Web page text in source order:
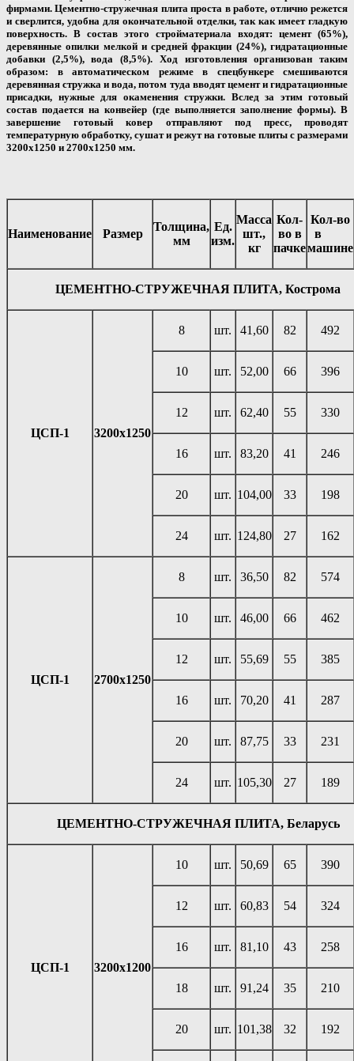
фирмами. Цементно-стружечная плита проста в работе, отлично режется
и сверлится, удобна для окончательной отделки, так как имеет гладкую
поверхность. В состав этого стройматериала входят: цемент (65%),
деревянные опилки мелкой и средней фракции (24%), гидратационные
добавки (2,5%), вода (8,5%). Ход изготовления организован таким
образом: в автоматическом режиме в спецбункере смешиваются
деревянная стружка и вода, потом туда вводят цемент и гидратационные
присадки, нужные для окаменения стружки. Вслед за этим готовый
состав подается на конвейер (где выполняется заполнение формы). В
завершение готовый ковер отправляют под пресс, проводят
температурную обработку, сушат и режут на готовые плиты с размерами
3200х1250 и 2700х1250 мм.
Наименование Размер
Толщина,
мм
Ед.
изм.
Масса
шт.,
кг
Кол-
во в
пачке
Кол-во
в
машине
ЦЕМЕНТНО-СТРУЖЕЧНАЯ ПЛИТА, Кострома
ЦСП-1 3200х1250
8 шт. 41,60 82 492
10 шт. 52,00 66 396
12 шт. 62,40 55 330
16 шт. 83,20 41 246
20 шт. 104,00 33 198
24 шт. 124,80 27 162
ЦСП-1 2700х1250
8 шт. 36,50 82 574
10 шт. 46,00 66 462
12 шт. 55,69 55 385
16 шт. 70,20 41 287
20 шт. 87,75 33 231
24 шт. 105,30 27 189
ЦЕМЕНТНО-СТРУЖЕЧНАЯ ПЛИТА, Беларусь
ЦСП-1 3200х1200
10 шт. 50,69 65 390
12 шт. 60,83 54 324
16 шт. 81,10 43 258
18 шт. 91,24 35 210
20 шт. 101,38 32 192